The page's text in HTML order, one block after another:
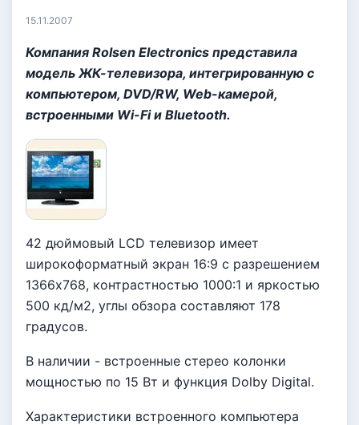
15.11.2007
Компания Rolsen Electronics представила
модель ЖК-телевизора, интегрированную с
компьютером, DVD/RW, Web-камерой,
встроенными Wi-Fi и Bluetooth.
42 дюймовый LCD телевизор имеет
широкоформатный экран 16:9 с разрешением
1366х768, контрастностью 1000:1 и яркостью
500 кд/м2, углы обзора составляют 178
градусов.
В наличии - встроенные стерео колонки
мощностью по 15 Вт и функция Dolby Digital.
Характеристики встроенного компьютера